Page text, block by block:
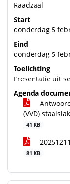
Raadzaal
Start
donderdag 5
Eind
donderdag 5
Toelichting
Presentatie uit
Agenda
(VVD)
41 KB
81 KB